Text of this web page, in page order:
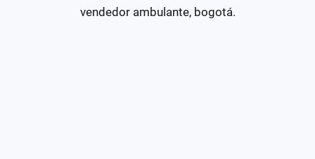
vendedor ambulante, bogotá.